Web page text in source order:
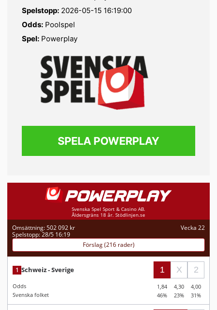
Spelstopp: 2026-05-15 16:19:00
Odds: Poolspel
Spel: Powerplay
SPELA POWERPLAY